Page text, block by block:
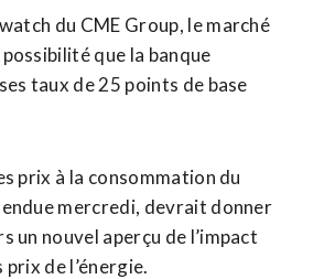
du CME Group, le marché
que la banque
taux de 25 points de base
prix ⁠à la consommation du
mercredi, devrait donner
un nouvel aperçu de l’impact
prix de l’énergie.